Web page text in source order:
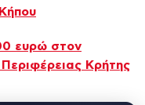
ευρώ στον
Κρήτης